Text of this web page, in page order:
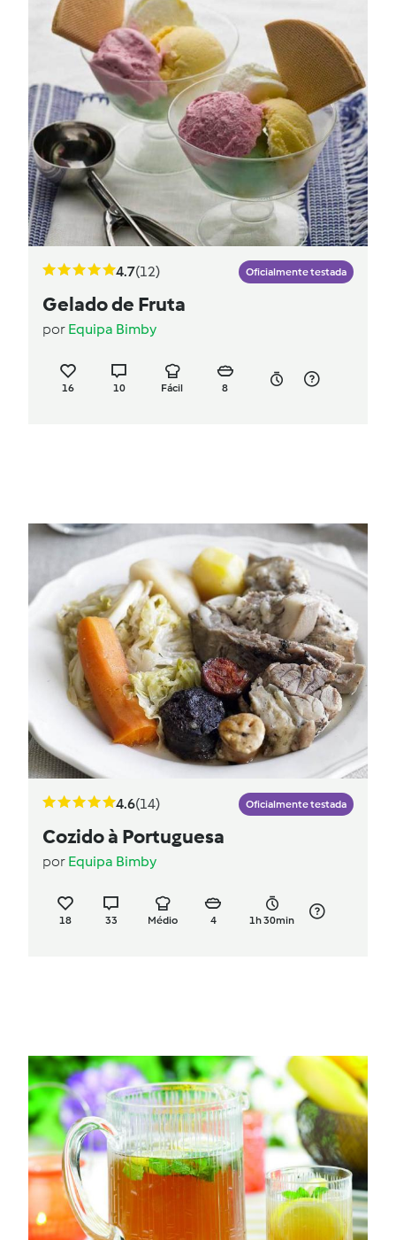
4.7(12) Oficialmente testada
Gelado de Fruta
por Equipa Bimby
16 10 Fácil 8
4.6(14) Oficialmente testada
Cozido à Portuguesa
por Equipa Bimby
18 33 Médio 4 1h 30min